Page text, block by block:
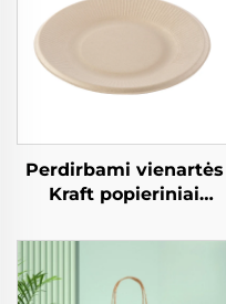
Perdirbami vienartės
Kraft popieriniai
snekso, sushio, pizzo,
duonos, konfekcijų ir
šokolado patiekalams